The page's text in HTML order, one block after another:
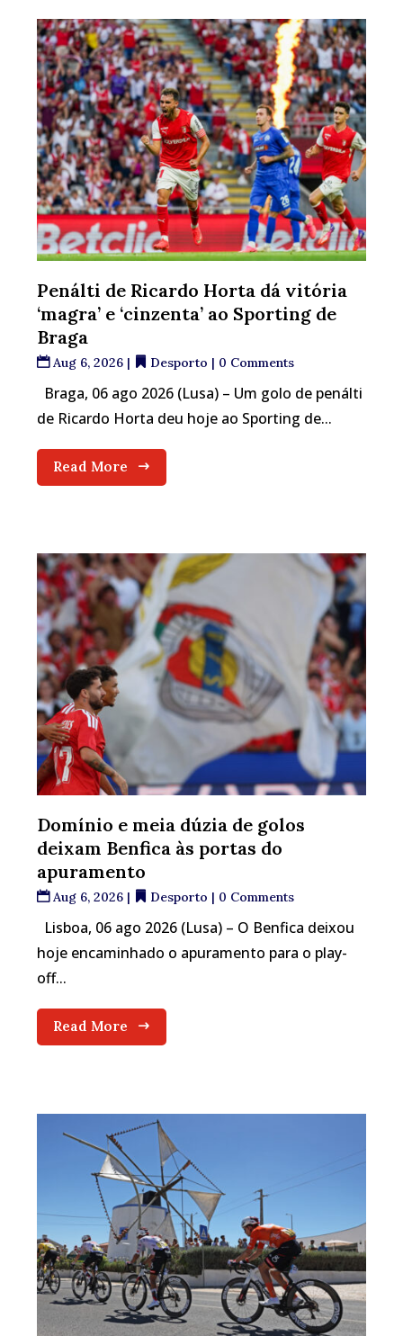
Penálti de Ricardo Horta dá vitória
‘magra’ e ‘cinzenta’ ao Sporting de
Braga
Aug 6, 2026 | Desporto | 0 Comments
Braga, 06 ago 2026 (Lusa) – Um golo de penálti
de Ricardo Horta deu hoje ao Sporting de...
Read More
Domínio e meia dúzia de golos
deixam Benfica às portas do
apuramento
Aug 6, 2026 | Desporto | 0 Comments
Lisboa, 06 ago 2026 (Lusa) – O Benfica deixou
hoje encaminhado o apuramento para o play-
off...
Read More